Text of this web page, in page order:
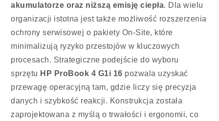
akumulatorze oraz niższą emisję ciepła. Dla wielu
organizacji istotna jest także możliwość rozszerzenia
ochrony serwisowej o pakiety On-Site, które
minimalizują ryzyko przestojów w kluczowych
procesach. Strategiczne podejście do wyboru
sprzętu HP ProBook 4 G1i 16 pozwala uzyskać
przewagę operacyjną tam, gdzie liczy się precyzja
danych i szybkość reakcji. Konstrukcja została
zaprojektowana z myślą o trwałości i ergonomii, co